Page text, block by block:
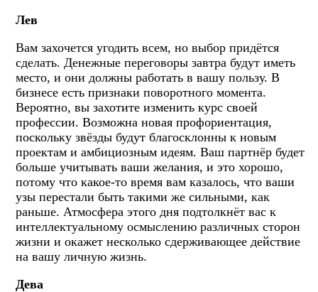
Лев
Вам захочется угодить всем, но выбор придётся
сделать. Денежные переговоры завтра будут иметь
место, и они должны работать в вашу пользу. В
бизнесе есть признаки поворотного момента.
Вероятно, вы захотите изменить курс своей
профессии. Возможна новая профориентация,
поскольку звёзды будут благосклонны к новым
проектам и амбициозным идеям. Ваш партнёр будет
больше учитывать ваши желания, и это хорошо,
потому что какое-то время вам казалось, что ваши
узы перестали быть такими же сильными, как
раньше. Атмосфера этого дня подтолкнёт вас к
интеллектуальному осмыслению различных сторон
жизни и окажет несколько сдерживающее действие
на вашу личную жизнь.
Дева